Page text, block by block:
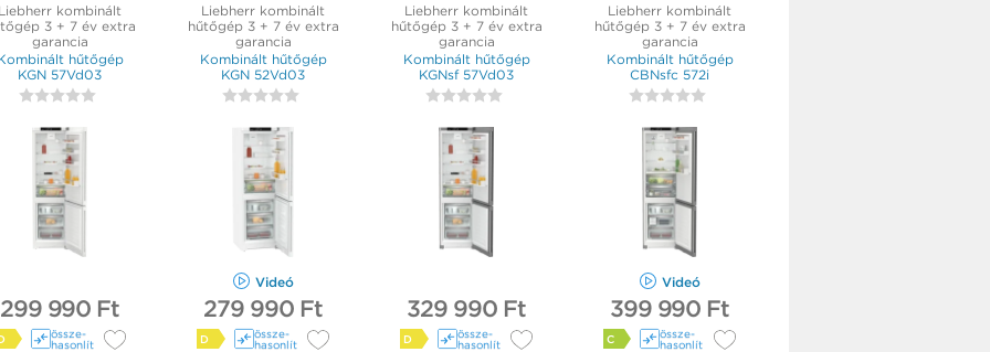
kombinált
3 + 7 év extra
garancia
hűtőgép
KGN 57Vd03
299 990 Ft
össze­
hasonlít
Liebherr kombinált
hűtőgép 3 + 7 év extra
garancia
Kombinált hűtőgép
KGN 52Vd03
Videó
279 990 Ft
D
össze­
hasonlít
Liebherr kombinált
hűtőgép 3 + 7 év extra
garancia
Kombinált hűtőgép
KGNsf 57Vd03
329 990 Ft
D
össze­
hasonlít
Liebherr kombinált
hűtőgép 3 + 7 év extra
garancia
Kombinált hűtőgép
CBNsfc 572i
Videó
399 990 Ft
C
össze­
hasonlít